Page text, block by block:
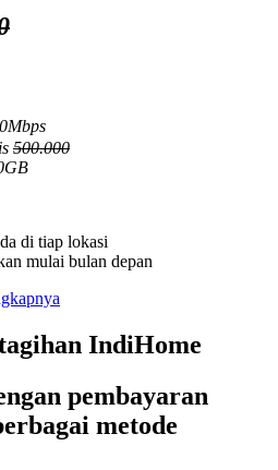
500.000
di tiap lokasi
mulai bulan depan
IndiHome
pembayaran
metode